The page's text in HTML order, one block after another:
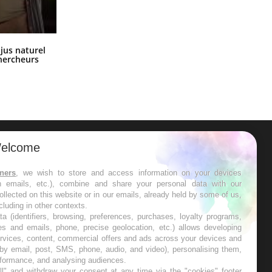
jus naturel
les semaines les meilleures
, we wish to store and access information on your devices
emails, etc.), combine and share your personal data with our
on this website or in our emails, already held by some of us,
in other contexts.
(identifiers, browsing, preferences, purchases, loyalty programs,
and emails, phone, precise geolocation, etc.) allows developing
content, commercial offers and ads across your devices and
email, post, SMS, phone, audio, and video), personalising them,
and analysing audiences.